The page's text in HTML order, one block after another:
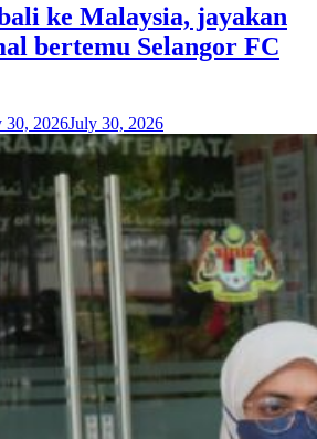
ke Malaysia, jayakan
bertemu Selangor FC
30, 2026July 30, 2026